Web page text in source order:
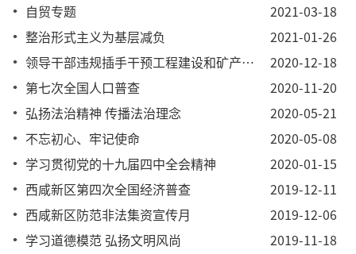
2021-03-18
自贸专题
2021-01-26
整治形式主义为基层减负
2020-12-18
领导干部违规插手干预工程建设和矿产开发突出问题专项整治
2020-11-20
第七次全国人口普查
2020-05-21
弘扬法治精神 传播法治理念
2020-05-08
不忘初心、牢记使命
2020-01-15
学习贯彻党的十九届四中全会精神
2019-12-11
西咸新区第四次全国经济普查
2019-12-06
西咸新区防范非法集资宣传月
2019-11-18
学习道德模范 弘扬文明风尚